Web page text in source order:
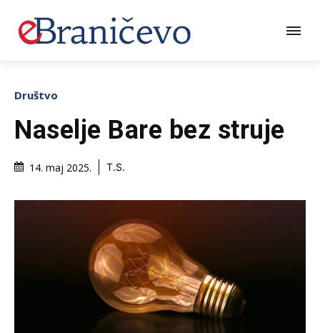
Društvo
Naselje Bare bez struje
14. maj 2025. T.S.